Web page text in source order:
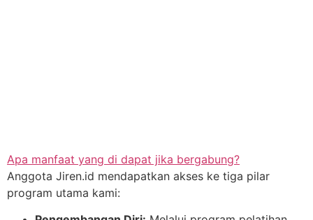
Apa manfaat yang di dapat jika bergabung?
Anggota Jiren.id mendapatkan akses ke tiga pilar
program utama kami: